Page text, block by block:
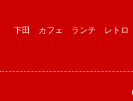
下田 カフェ ランチ レトロ